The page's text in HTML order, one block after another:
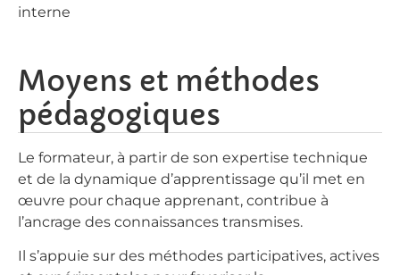
interne
Moyens et méthodes
pédagogiques
Le formateur, à partir de son expertise technique
et de la dynamique d’apprentissage qu’il met en
œuvre pour chaque apprenant, contribue à
l’ancrage des connaissances transmises.
Il s’appuie sur des méthodes participatives, actives